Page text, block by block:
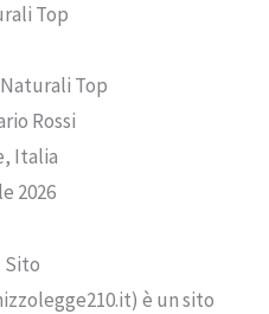
Top
Top
Rossi
Italia
2026
Sito
è un sito